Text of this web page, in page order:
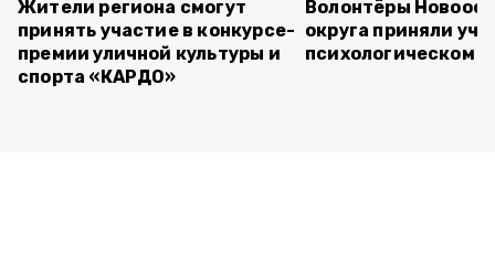
Жители региона смогут
принять участие в конкурсе-
премии уличной культуры и
спорта «КАРДО»
Волонтёры
округа приняли
психологическом